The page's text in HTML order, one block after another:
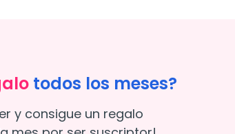
todos los meses?
y consigue un regalo